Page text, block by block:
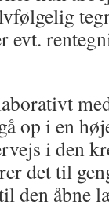
evt.
op i en
i den
det til
den åbne